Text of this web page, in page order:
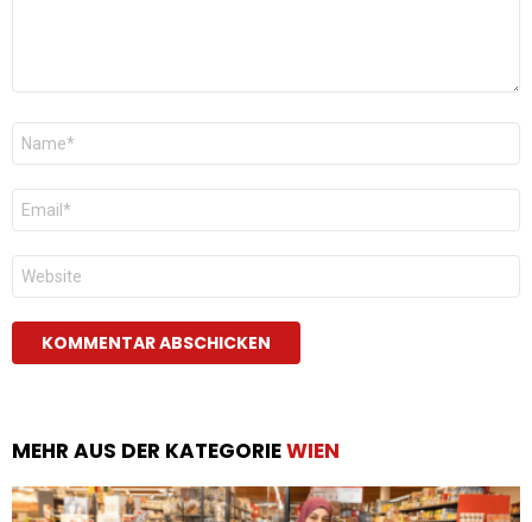
Name
E-
Mail
*
Website
MEHR AUS DER KATEGORIEWIEN